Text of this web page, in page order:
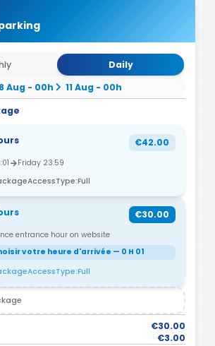
Daily
Aug - 00h
11 Aug - 00h
€42.00
Friday 23:59
€30.00
entrance hour on website
votre heure d'arrivée — 0 H 01
€30.00
€3.00